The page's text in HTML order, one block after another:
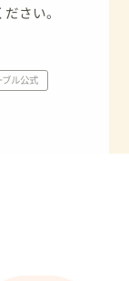
さい。
ル公式